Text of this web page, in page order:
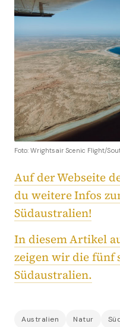
Foto: Wrightsair Scenic Flight/
Auf der Webseite
du weitere Infos
Südaustralien!
In diesem Artikel
zeigen wir die fünf
Südaustralien.
Australien Natur